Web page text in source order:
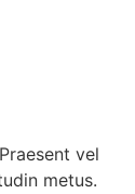
vel
metus.